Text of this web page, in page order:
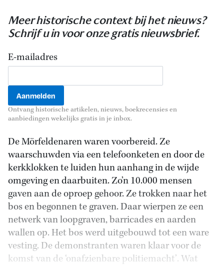
Meer historische context bij het nieuws?
Schrijf u in voor onze gratis nieuwsbrief.
E-mailadres
Ontvang historische artikelen, nieuws, boekrecensies en
aanbiedingen wekelijks gratis in je inbox.
De Mörfeldenaren waren voorbereid. Ze
waarschuwden via een telefoonketen en door de
kerkklokken te luiden hun aanhang in de wijde
omgeving en daarbuiten. Zo’n 10.000 mensen
gaven aan de oproep gehoor. Ze trokken naar het
bos en begonnen te graven. Daar wierpen ze een
netwerk van loopgraven, barricades en aarden
wallen op. Het bos werd uitgebouwd tot een ware
vesting. De demonstranten waren klaar voor de
komst van de ‘onafzienbare politiemacht’. Wat